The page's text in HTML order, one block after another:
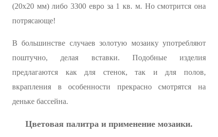
(20х20 мм) либо 3300 евро за 1 кв. м. Но смотрится она
потрясающе!
В большинстве случаев золотую мозаику употребляют
поштучно, делая вставки. Подобные изделия
предлагаются как для стенок, так и для полов,
вкрапления в особенности прекрасно смотрятся на
деньке бассейна.
Цветовая палитра и применение мозаики.